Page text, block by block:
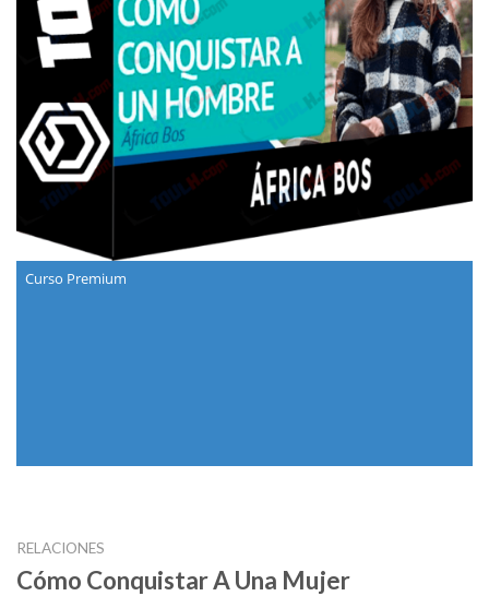
Curso Premium
RELACIONES
Cómo Conquistar A Una Mujer